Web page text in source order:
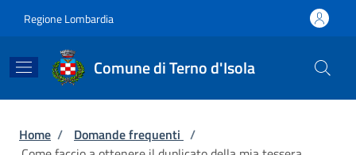
Regione Lombardia
Comune di Terno d'Isola
Briciole di pane
Home / Domande frequenti /